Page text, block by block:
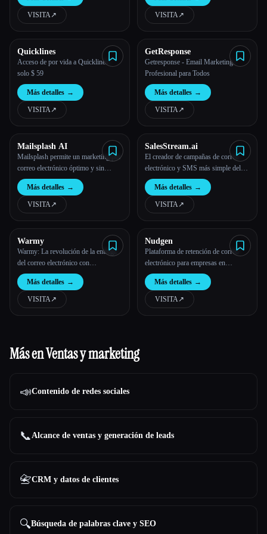
Todas las categorías
Acerca de
Esc
VISITA↗︎ VISITA↗︎
Quicklines
Acceso de por vida a Quicklines:
solo $ 59
Más detalles →
VISITA↗︎
GetResponse
Getresponse - Email Marketing
Profesional para Todos
Más detalles →
VISITA↗︎
Mailsplash AI
Mailsplash permite un marketing por
correo electrónico óptimo y sin
problemas, sin un precio elevado.
Más detalles →
VISITA↗︎
SalesStream.ai
El creador de campañas de correo
electrónico y SMS más simple del
mundo para propietarios de pequeñas
empresas
Más detalles →
VISITA↗︎
Warmy
Warmy: La revolución de la entrega
del correo electrónico con
calentamiento del correo electrónico
Más detalles →
VISITA↗︎
Nudgen
Plataforma de retención de correo
electrónico para empresas en
crecimiento | Nudgen
Más detalles →
VISITA↗︎
Más en Ventas y marketing
📣Contenido de redes sociales
📞Alcance de ventas y generación de leads
📇CRM y datos de clientes
🔍Búsqueda de palabras clave y SEO